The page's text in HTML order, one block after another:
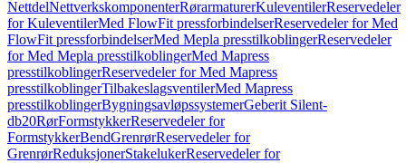
NettdelNettverkskomponenterRørarmaturerKuleventilerReservedeler
for KuleventilerMed FlowFit pressforbindelserReservedeler for Med
FlowFit pressforbindelserMed Mepla presstilkoblingerReservedeler
for Med Mepla presstilkoblingerMed Mapress
presstilkoblingerReservedeler for Med Mapress
presstilkoblingerTilbakeslagsventilerMed Mapress
presstilkoblingerBygningsavløpssystemerGeberit Silent-
db20RørFormstykkerReservedeler for
FormstykkerBendGrenrørReservedeler for
GrenrørReduksjonerStakelukerReservedeler for